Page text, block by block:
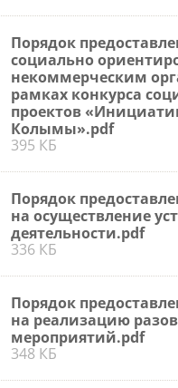
Порядок
социально
некоммерческим
рамках конкурса
проектов
Колымы».pdf
395 КБ
Порядок
на осуществление
деятельности.pdf
336 КБ
Порядок
на реализацию
мероприятий.pdf
348 КБ